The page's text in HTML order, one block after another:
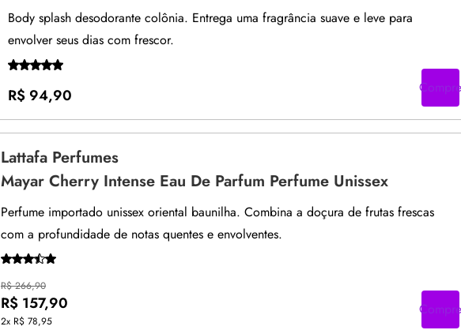
Body splash desodorante colônia. Entrega uma fragrância suave e leve para
envolver seus dias com frescor.
R$ 94,90 Compre
Lattafa Perfumes
Mayar Cherry Intense Eau De Parfum Perfume Unissex
Perfume importado unissex oriental baunilha. Combina a doçura de frutas frescas
com a profundidade de notas quentes e envolventes.
R$ 266,90
R$ 157,90
2x R$ 78,95
Compre